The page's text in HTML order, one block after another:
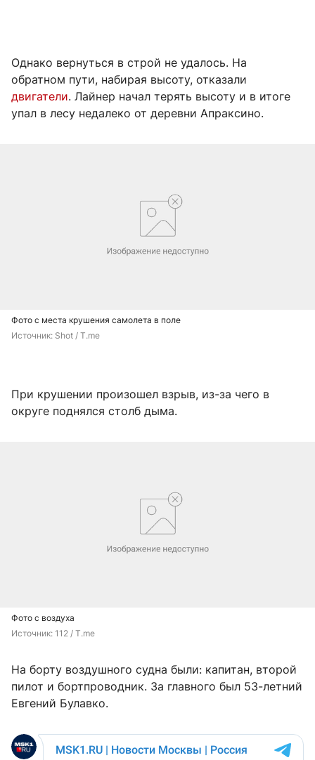
Однако вернуться в строй не удалось. На
обратном пути, набирая высоту, отказали
двигатели. Лайнер начал терять высоту и в итоге
упал в лесу недалеко от деревни Апраксино.
Фото с места крушения самолета в поле
Источник: Shot / T.me
При крушении произошел взрыв, из-за чего в
округе поднялся столб дыма.
Фото с воздуха
Источник: 112 / T.me
На борту воздушного судна были: капитан, второй
пилот и бортпроводник. За главного был 53-летний
Евгений Булавко.